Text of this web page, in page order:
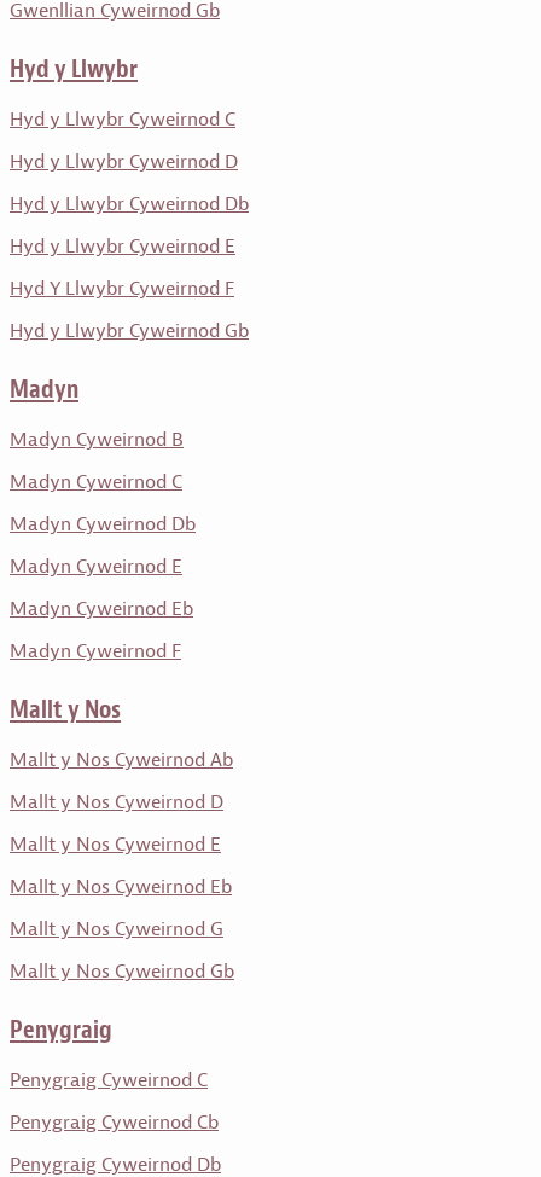
Gwenllian Cyweirnod Gb
Hyd y Llwybr
Hyd y Llwybr Cyweirnod C
Hyd y Llwybr Cyweirnod D
Hyd y Llwybr Cyweirnod Db
Hyd y Llwybr Cyweirnod E
Hyd Y Llwybr Cyweirnod F
Hyd y Llwybr Cyweirnod Gb
Madyn
Madyn Cyweirnod B
Madyn Cyweirnod C
Madyn Cyweirnod Db
Madyn Cyweirnod E
Madyn Cyweirnod Eb
Madyn Cyweirnod F
Mallt y Nos
Mallt y Nos Cyweirnod Ab
Mallt y Nos Cyweirnod D
Mallt y Nos Cyweirnod E
Mallt y Nos Cyweirnod Eb
Mallt y Nos Cyweirnod G
Mallt y Nos Cyweirnod Gb
Penygraig
Penygraig Cyweirnod C
Penygraig Cyweirnod Cb
Penygraig Cyweirnod Db